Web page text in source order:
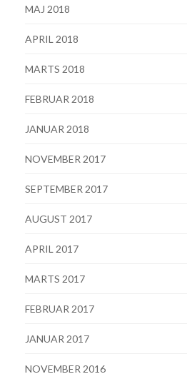
MAJ 2018
APRIL 2018
MARTS 2018
FEBRUAR 2018
JANUAR 2018
NOVEMBER 2017
SEPTEMBER 2017
AUGUST 2017
APRIL 2017
MARTS 2017
FEBRUAR 2017
JANUAR 2017
NOVEMBER 2016